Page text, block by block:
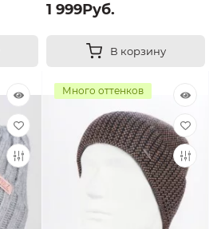
1 999Руб.
В корзину
Много оттенков